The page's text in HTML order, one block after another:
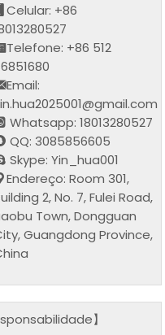
Celular: +86
Telefone: +86 512
Email:
Whatsapp: 18013280527
QQ: 3085856605
Skype: Yin_hua001
Endereço: Room 301,
2, No. 7, Fulei Road,
Town, Dongguan
Guangdong Province,
】